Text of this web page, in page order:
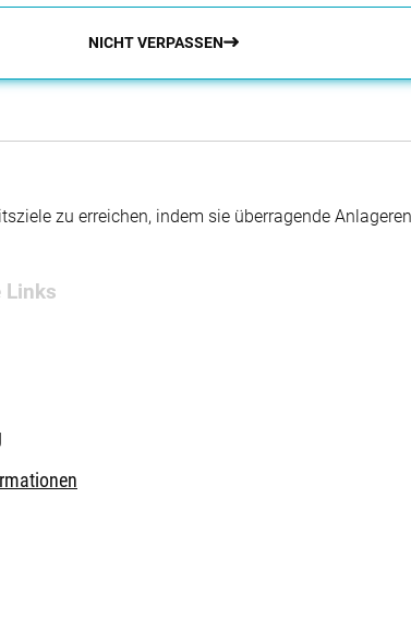
NICHT VERPASSEN
zu erreichen, indem sie überragende
Links